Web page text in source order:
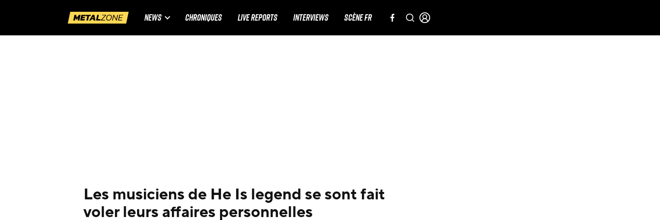
NEWS CHRONIQUES LIVE REPORTS INTERVIEWS SCÈNE FR
Les musiciens de He Is legend se sont fait
voler leurs affaires personnelles